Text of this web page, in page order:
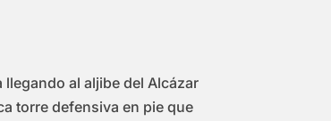
llegando al aljibe del Alcázar
torre defensiva en pie que